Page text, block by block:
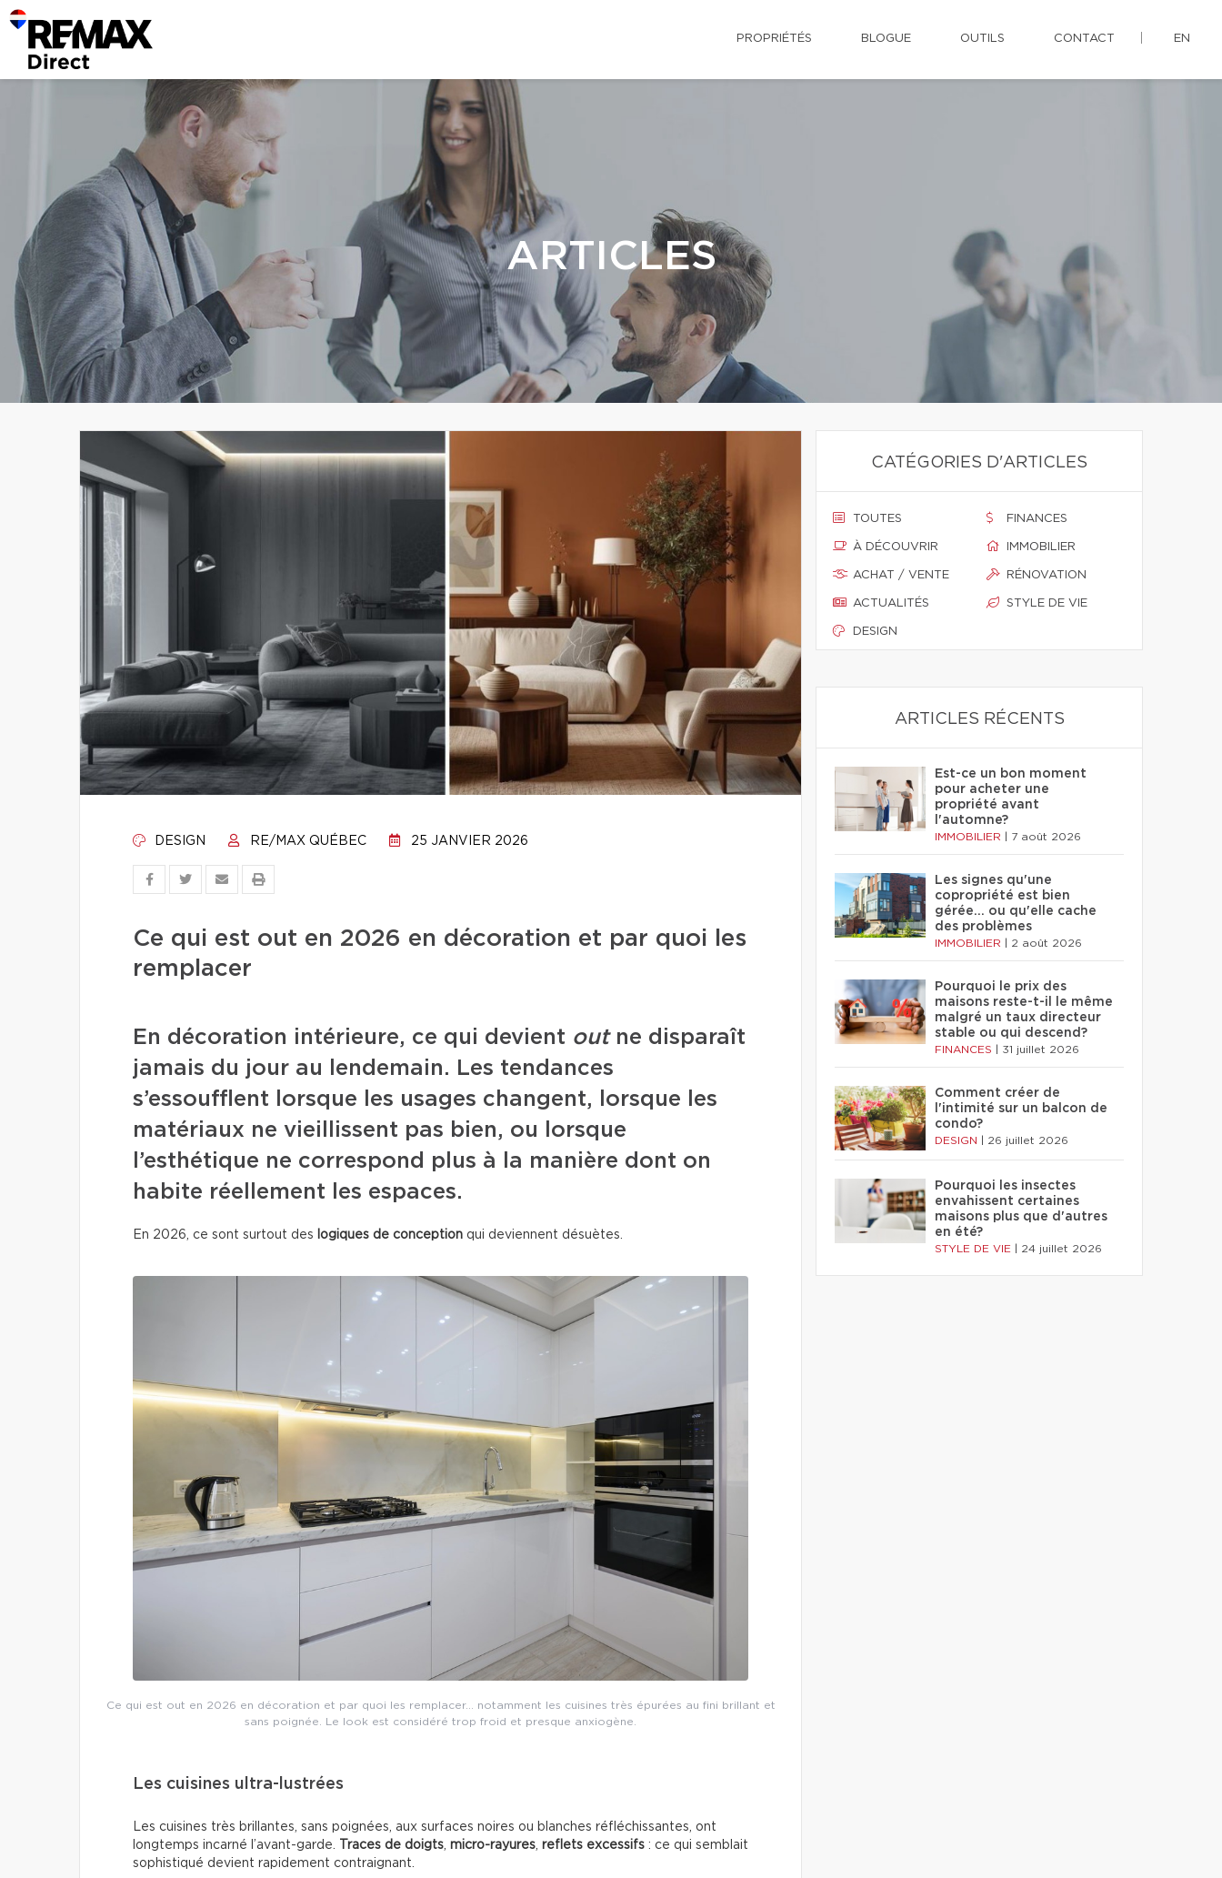
PROPRIÉTÉS BLOGUE OUTILS CONTACT EN
ARTICLES
DESIGN RE/MAX QUÉBEC 25 JANVIER 2026
Ce qui est out en 2026 en décoration et par quoi les
remplacer
En décoration intérieure, ce qui devient outne disparaît
jamais du jour au lendemain. Les tendances
s’essoufflent lorsque les usages changent, lorsque les
matériaux ne vieillissent pas bien, ou lorsque
l’esthétique ne correspond plus à la manière dont on
habite réellement les espaces.
En 2026, ce sont surtout des logiques de conception qui deviennent désuètes.
Ce qui est out en 2026 en décoration et par quoi les remplacer… notamment les cuisines très épurées au fini brillant et
sans poignée. Le look est considéré trop froid et presque anxiogène.
Les cuisines ultra-lustrées
Les cuisines très brillantes, sans poignées, aux surfaces noires ou blanches réfléchissantes, ont
longtemps incarné l’avant-garde.
Traces de doigts, micro-rayures, reflets excessifs : ce qui semblait
sophistiqué devient rapidement contraignant.
CATÉGORIES D'ARTICLES
TOUTES
À DÉCOUVRIR
ACHAT / VENTE
ACTUALITÉS
DESIGN
FINANCES
IMMOBILIER
RÉNOVATION
STYLE DE VIE
ARTICLES RÉCENTS
Est-ce un bon moment
pour acheter une
propriété avant
l'automne?
IMMOBILIER 7 août 2026
Les signes qu'une
copropriété est bien
gérée… ou qu'elle cache
des problèmes
IMMOBILIER 2 août 2026
Pourquoi le prix des
maisons reste-t-il le même
malgré un taux directeur
stable ou qui descend?
FINANCES 31 juillet 2026
Comment créer de
l'intimité sur un balcon de
condo?
DESIGN 26 juillet 2026
Pourquoi les insectes
envahissent certaines
maisons plus que d'autres
en été?
STYLE DE VIE 24 juillet 2026